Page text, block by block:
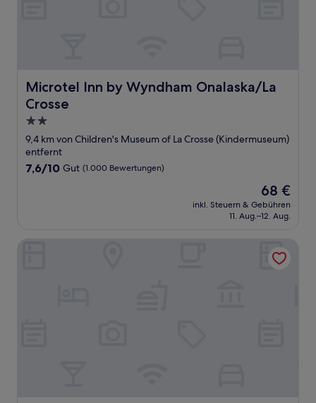
Microtel Inn by Wyndham Onalaska/La
Crosse
Microtel Inn by Wyndham Onalaska/La Crosse
2.0-
Sterne-
Unterkunft
9,4 km von Children's Museum of La Crosse (Kindermuseum)
entfernt
7.6
7,6/10 Gut (1.000 Bewertungen)
Der
Preis
beträgt
68 €
inkl. Steuern & Gebühren
11. Aug.–12. Aug.